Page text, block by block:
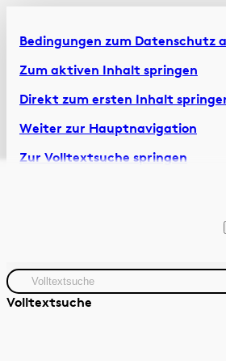
Bedingungen zum Datenschutz
Zum aktiven Inhalt springen
Direkt zum ersten Inhalt
Weiter zur Hauptnavigation
Zur Volltextsuche springen
Volltextsuche